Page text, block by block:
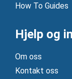
How To Guides
Hjelp og
Om oss
Kontakt oss